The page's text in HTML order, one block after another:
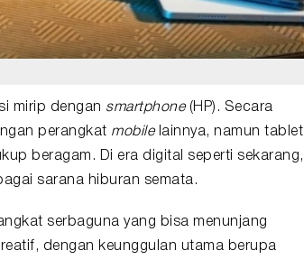
mirip dengan smartphone(HP). Secara
perangkat mobilelainnya, namun tablet
beragam. Di era digital seperti sekarang,
sarana hiburan semata.
serbaguna yang bisa menunjang
dengan keunggulan utama berupa